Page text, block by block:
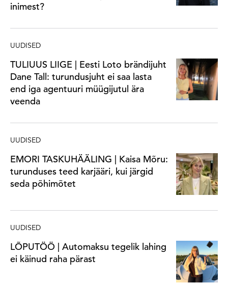
inimest?
UUDISED
TULIUUS LIIGE | Eesti Loto brändijuht
Dane Tall: turundusjuht ei saa lasta
end iga agentuuri müügijutul ära
veenda
UUDISED
EMORI TASKUHÄÄLING | Kaisa Mõru:
turunduses teed karjääri, kui järgid
seda põhimõtet
UUDISED
LÕPUTÖÖ | Automaksu tegelik lahing
ei käinud raha pärast